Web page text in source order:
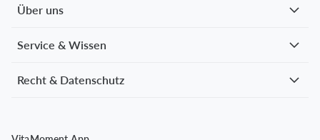
Über uns
Service & Wissen
Recht & Datenschutz